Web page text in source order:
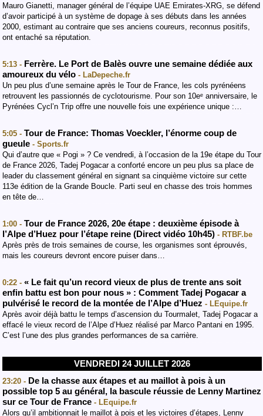
Mauro Gianetti, manager général de l’équipe UAE Emirates-XRG, se défend
d’avoir participé à un système de dopage à ses débuts dans les années
2000, estimant au contraire que ses anciens coureurs, reconnus positifs,
ont entaché sa réputation.
5:13 - Ferrère. Le Port de Balès ouvre une semaine dédiée aux
amoureux du vélo - LaDepeche.fr
Un peu plus d’une semaine après le Tour de France, les cols pyrénéens
retrouvent les passionnés de cyclotourisme. Pour son 10eᵉ anniversaire, le
Pyrénées Cycl’n Trip offre une nouvelle fois une expérience unique :…
5:05 - Tour de France: Thomas Voeckler, l’énorme coup de
gueule - Sports.fr
Qui d’autre que « Pogi » ? Ce vendredi, à l’occasion de la 19e étape du Tour
de France 2026, Tadej Pogacar a conforté encore un peu plus sa place de
leader du classement général en signant sa cinquième victoire sur cette
113e édition de la Grande Boucle. Parti seul en chasse des trois hommes
en tête de…
1:00 - Tour de France 2026, 20e étape : deuxième épisode à
l’Alpe d’Huez pour l’étape reine (Direct vidéo 10h45) - RTBF.be
Après près de trois semaines de course, les organismes sont éprouvés,
mais les coureurs devront encore puiser dans…
0:22 - « Le fait qu’un record vieux de plus de trente ans soit
enfin battu est bon pour nous » : Comment Tadej Pogacar a
pulvérisé le record de la montée de l’Alpe d’Huez - LEquipe.fr
Après avoir déjà battu le temps d’ascension du Tourmalet, Tadej Pogacar a
effacé le vieux record de l’Alpe d’Huez réalisé par Marco Pantani en 1995.
C’est l’une des plus grandes performances de sa carrière.
VENDREDI 24 JUILLET 2026
23:20 - De la chasse aux étapes et au maillot à pois à un
possible top 5 au général, la bascule réussie de Lenny Martinez
sur ce Tour de France - LEquipe.fr
Alors qu’il ambitionnait le maillot à pois et les victoires d’étapes, Lenny